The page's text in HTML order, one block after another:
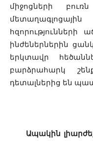
միջոցների
ինժեներներին
երկտավր
բարձրահարկ
դետալներից են
Ապակին